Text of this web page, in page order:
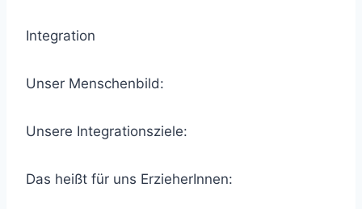
Integration
Unser Menschenbild:
Unsere Integrationsziele:
Das heißt für uns ErzieherInnen: